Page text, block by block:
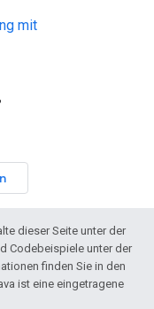
mit
dieser Seite unter der
Codebeispiele unter der
finden Sie in den
ist eine eingetragene